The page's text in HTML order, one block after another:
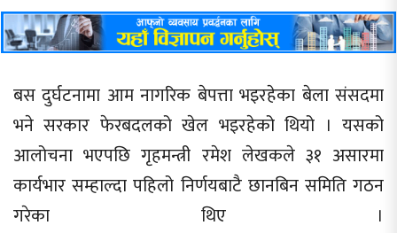
बस दुर्घटनामा आम नागरिक बेपत्ता भइरहेका बेला संसदमा
भने सरकार फेरबदलको खेल भइरहेको थियो । यसको
आलोचना भएपछि गृहमन्त्री रमेश लेखकले ३१ असारमा
कार्यभार सम्हाल्दा पहिलो निर्णयबाटै छानबिन समिति गठन
गरेका थिए ।